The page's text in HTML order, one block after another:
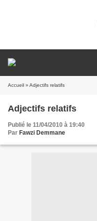
Accueil » Adjectifs relatifs
Adjectifs relatifs
Publié le 11/04/2010 à 19:40
Par Fawzi Demmane